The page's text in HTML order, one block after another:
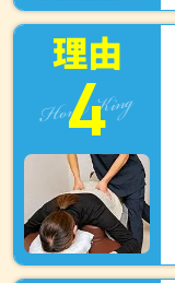
理由
4
Hone King